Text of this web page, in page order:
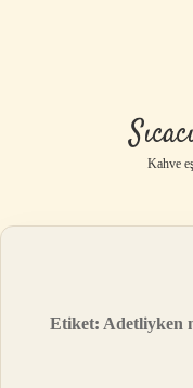
Kahve
Etiket: Adetliyken